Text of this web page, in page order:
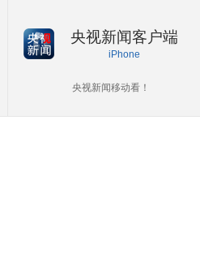
央视新闻客户端
iPhone
央视新闻移动看！